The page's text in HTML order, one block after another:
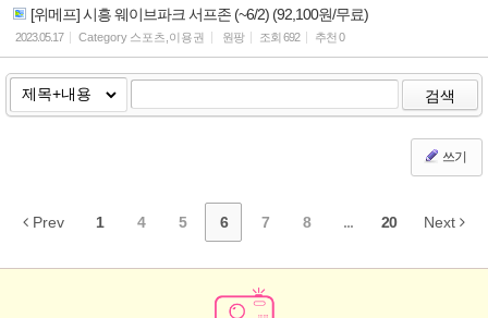
[위메프] 시흥 웨이브파크 서프존 (~6/2) (92,100원/무료)
2023.05.17 Category 스포츠,이용권 원팡 조회 692 추천 0
검색
쓰기
Prev 1 4 5 6 7 8 ... 20 Next